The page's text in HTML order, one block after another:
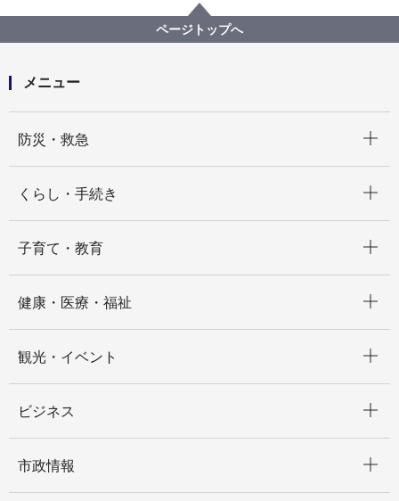
【入札結果公表】ベッドパンウォッシャーの購入
ページトップへ
メニュー
防災・救急
くらし・手続き
子育て・教育
健康・医療・福祉
観光・イベント
ビジネス
市政情報